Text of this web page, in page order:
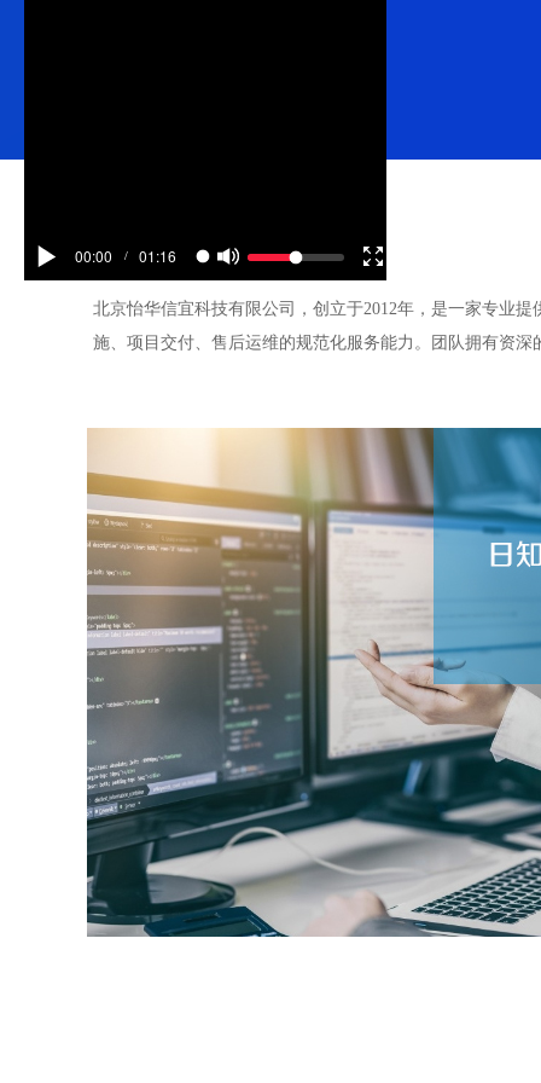
00:00 / 01:16
北京怡华信宜科技有限公司，创立于2012年，是一家专业
施、项目交付、售后运维的规范化服务能力。团队拥有资